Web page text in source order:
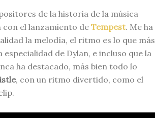
de la historia de la música
con el lanzamiento de Tempest. Me ha
la melodía, el ritmo es lo que más
de Dylan, e incluso que la
ha destacado, más bien todo lo
, con un ritmo divertido, como el